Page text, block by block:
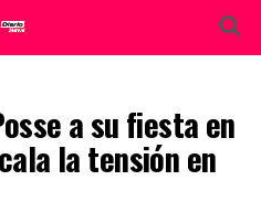
a su fiesta en
la tensión en